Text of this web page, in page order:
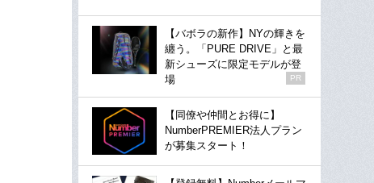
【バボラの新作】NYの輝きを
纏う。「PURE DRIVE」と最
新シューズに限定モデルが登
場
PR
【同僚や仲間とお得に】
NumberPREMIER法人プラン
が募集スタート！